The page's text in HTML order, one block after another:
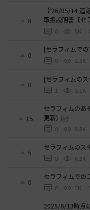
8
【’26/05/14
取扱説明書【セ
0 5K
0
[セラフィムで
0 2.3K
0
[セラフィムの
1 3.1K
15
セラフィムの
更新)
0 9.8K
5
セラフィムのス
0 6.2K
0
セラフィムでの
0 3K
2025/8/13時点